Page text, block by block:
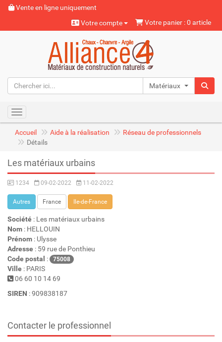
Vente en ligne uniquement
Votre compte
Votre panier : 0 article
Matériaux naturels
Toggle navigation
Accueil Aide à la réalisation
Réseau de professionnels
Détails
Les matériaux urbains
1234 09-02-2022 11-02-2022
Autres France Ile-de-France
Société : Les matériaux urbains
Nom : HELLOUIN
Prénom : Ulysse
Adresse : 59 rue de Ponthieu
Code postal : 75008
Ville : PARIS
06 60 10 14 69
SIREN : 909838187
Contacter le professionnel